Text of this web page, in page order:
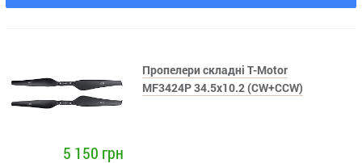
Пропелери складні T-Motor
MF3424P 34.5x10.2 (CW+CCW)
5 150 грн